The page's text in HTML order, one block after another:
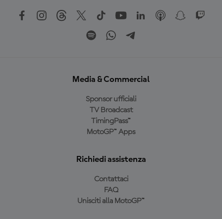
Media & Commercial
Sponsor ufficiali
TV Broadcast
TimingPass™
MotoGP™ Apps
Richiedi assistenza
Contattaci
FAQ
Unisciti alla MotoGP™